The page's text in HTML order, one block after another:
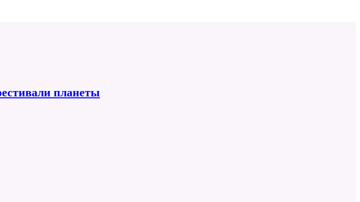
планеты